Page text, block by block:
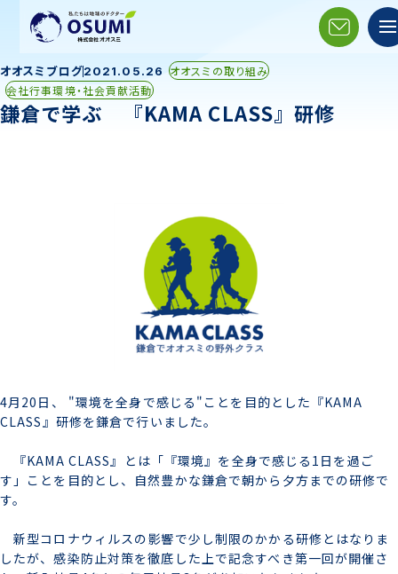
オオスミブログ2021.05.26 オオスミの取り組み
会社行事環境・社会貢献活動
鎌倉で学ぶ 『KAMA CLASS』研修
4月20日、 "環境を全身で感じる"ことを目的とした『KAMA
CLASS』研修を鎌倉で行いました。
『KAMA CLASS』とは「『環境』を全身で感じる1日を過ご
す」ことを目的とし、自然豊かな鎌倉で朝から夕方までの研修で
す。
新型コロナウィルスの影響で少し制限のかかる研修とはなりま
したが、感染防止対策を徹底した上で記念すべき第一回が開催さ